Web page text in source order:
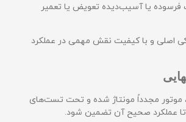
فرسوده یا آسیب‌دیده تعویض یا تعمیر
اصلی و با کیفیت نقش مهمی در عملکرد
موتور مجدداً مونتاژ شده و تحت تست‌های
تا عملکرد صحیح آن تضمین شود.